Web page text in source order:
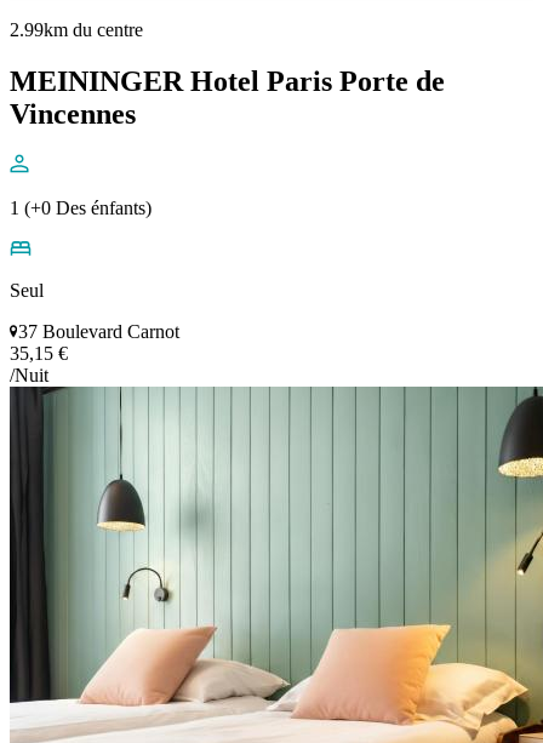
2.99km du centre
MEININGER Hotel Paris Porte de
Vincennes
1 (+0 Des énfants)
Seul
37 Boulevard Carnot
35,15 €
/Nuit